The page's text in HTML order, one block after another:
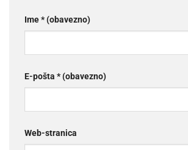
Ime* (obavezno)
E-pošta * (obavezno)
Web-stranica